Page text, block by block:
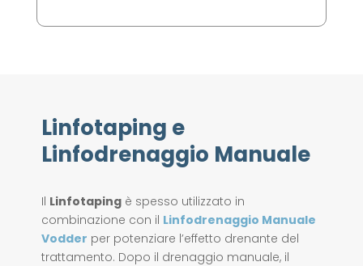
Linfotaping e
Linfodrenaggio Manuale
Il Linfotapingè spesso utilizzato in
combinazione con il Linfodrenaggio Manuale
Vodder per potenziare l’effetto drenante del
trattamento. Dopo il drenaggio manuale, il